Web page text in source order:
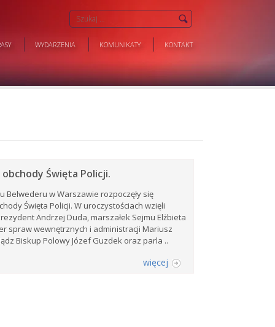
WYDARZENIA KOMUNIKATY KONTAKT
Święta Policji.
Belwederu w Warszawie rozpoczęły się
Święta Policji. W uroczystościach wzięli
Andrzej Duda, marszałek Sejmu Elżbieta
spraw wewnętrznych i administracji Mariusz
Biskup Polowy Józef Guzdek oraz parla ..
więcej